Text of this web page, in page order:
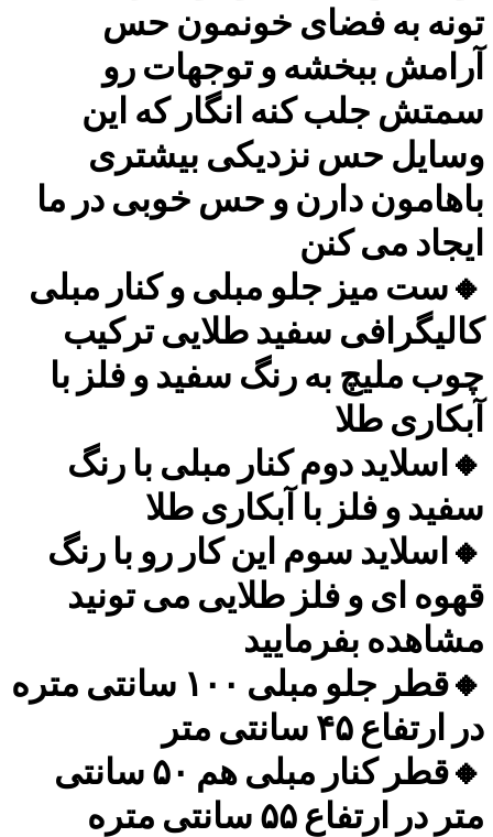
تونه به فضای خونمون حس
آرامش ببخشه و توجهات رو
سمتش جلب کنه انگار که این
وسایل حس نزدیکی بیشتری
باهامون دارن و حس خوبی در ما
ایجاد می کنن
🔸ست میز جلو مبلی و کنار مبلی
کالیگرافی سفید طلایی ترکیب
چوب ملیچ به رنگ سفید و فلز با
آبکاری طلا
🔸اسلاید دوم کنار مبلی با رنگ
سفید و فلز با آبکاری طلا
🔸اسلاید سوم این کار رو با رنگ
قهوه ای و فلز طلایی می تونید
مشاهده بفرمایید
🔸قطر جلو مبلی ۱۰۰ سانتی متره
در ارتفاع ۴۵ سانتی متر
🔸قطر کنار مبلی هم ۵۰ سانتی
متر در ارتفاع ۵۵ سانتی متره